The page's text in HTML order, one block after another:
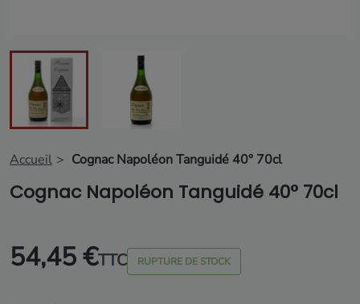
Accueil Cognac Napoléon Tanguidé 40° 70cl
Cognac Napoléon Tanguidé 40° 70cl
54,45 €TTC RUPTURE DE STOCK